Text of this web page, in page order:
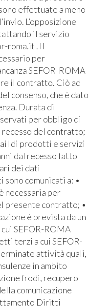
effettuate a meno
L’opposizione
il servizio
roma.it . Il
per
SEFOR-ROMA
il contratto. Ciò ad
consenso, che è dato
Durata di
per obbligo di
recesso del contratto;
di prodotti e servizi
dal recesso fatto
dei dati
comunicati a: •
necessaria per
presente contratto; •
è prevista da un
SEFOR-ROMA
terzi a cui SEFOR-
attività quali,
in ambito
frodi, recupero
comunicazione
Diritti